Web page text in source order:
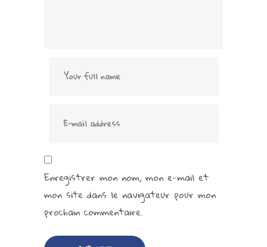
Enregistrer mon nom, mon e-mail et
mon site dans le navigateur pour mon
prochain commentaire.